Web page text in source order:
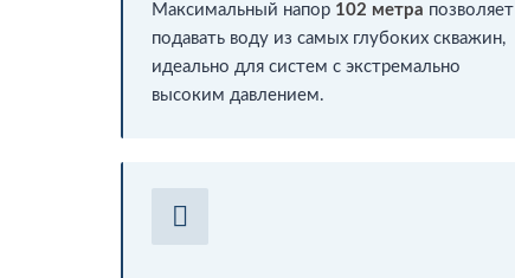
Максимальный напор 102 метра позволяет
подавать воду из самых глубоких скважин,
идеально для систем с экстремально
высоким давлением.